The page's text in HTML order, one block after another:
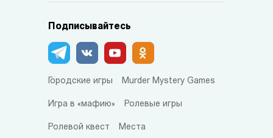
Подписывайтесь
Городские игры Murder Mystery Games
Игра в «мафию» Ролевые игры
Ролевой квест Места